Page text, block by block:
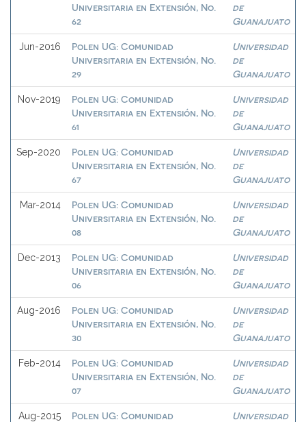
Universitaria en Extensión, No.
62
de
Guanajuato
Jun-2016
Polen UG: Comunidad
Universitaria en Extensión, No.
29
Universidad
de
Guanajuato
Nov-2019
Polen UG: Comunidad
Universitaria en Extensión, No.
61
Universidad
de
Guanajuato
Sep-2020
Polen UG: Comunidad
Universitaria en Extensión, No.
67
Universidad
de
Guanajuato
Mar-2014
Polen UG: Comunidad
Universitaria en Extensión, No.
08
Universidad
de
Guanajuato
Dec-2013
Polen UG: Comunidad
Universitaria en Extensión, No.
06
Universidad
de
Guanajuato
Aug-2016
Polen UG: Comunidad
Universitaria en Extensión, No.
30
Universidad
de
Guanajuato
Feb-2014
Polen UG: Comunidad
Universitaria en Extensión, No.
07
Universidad
de
Guanajuato
Aug-2015
Polen UG: Comunidad
Universidad